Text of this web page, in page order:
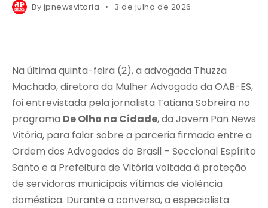
By jpnewsvitoria 3 de julho de 2026
Na última quinta-feira (2), a advogada Thuzza
Machado, diretora da Mulher Advogada da OAB-ES,
foi entrevistada pela jornalista Tatiana Sobreira no
programa De Olho na Cidade, da Jovem Pan News
Vitória, para falar sobre a parceria firmada entre a
Ordem dos Advogados do Brasil – Seccional Espírito
Santo e a Prefeitura de Vitória voltada à proteção
de servidoras municipais vítimas de violência
doméstica. Durante a conversa, a especialista